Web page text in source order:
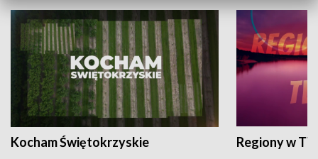
Kocham Świętokrzyskie Regiony w